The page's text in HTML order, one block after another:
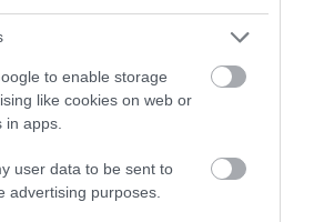
to enable storage
like cookies on web or
apps.
user data to be sent to
advertising purposes.